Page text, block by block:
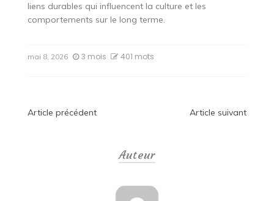
liens durables qui influencent la culture et les
comportements sur le long terme.
mai 8, 2026 3 mois 401 mots
Navigation
Article précédent Article suivant
Auteur